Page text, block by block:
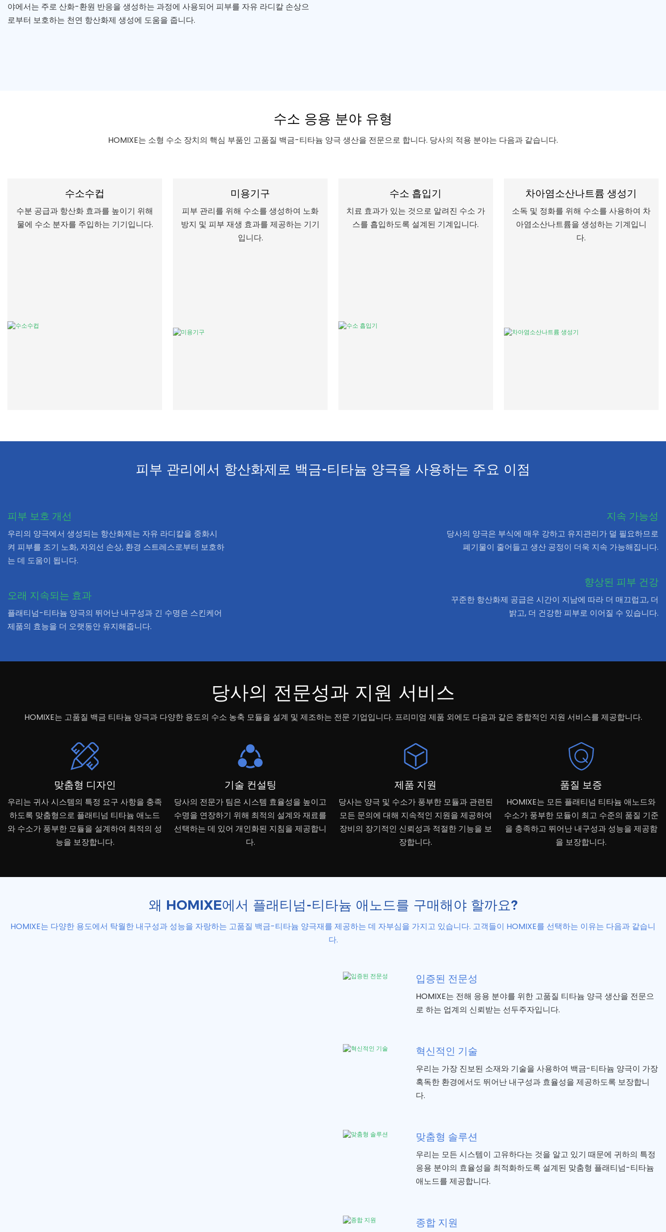
야에서는 주로 산화-환원 반응을 생성하는 과정에 사용되어 피부를 자유 라디칼 손상으
로부터 보호하는 천연 항산화제 생성에 도움을 줍니다.
수소 응용 분야 유형
HOMIXE는 소형 수소 장치의 핵심 부품인 고품질 백금-티타늄 양극 생산을 전문으로 합니다. 당사의 적용 분야는 다음과 같습니다.
수소수컵
수분 공급과 항산화 효과를 높이기 위해
물에 수소 분자를 주입하는 기기입니다.
미용기구
피부 관리를 위해 수소를 생성하여 노화
방지 및 피부 재생 효과를 제공하는 기기
입니다.
수소 흡입기
치료 효과가 있는 것으로 알려진 수소 가
스를 흡입하도록 설계된 기계입니다.
차아염소산나트륨 생성기
소독 및 정화를 위해 수소를 사용하여 차
아염소산나트륨을 생성하는 기계입니
다.
피부 관리에서 항산화제로 백금-티타늄 양극을 사용하는 주요 이점
피부 보호 개선
우리의 양극에서 생성되는 항산화제는 자유 라디칼을 중화시
켜 피부를 조기 노화, 자외선 손상, 환경 스트레스로부터 보호하
는 데 도움이 됩니다.
오래 지속되는 효과
플래티넘-티타늄 양극의 뛰어난 내구성과 긴 수명은 스킨케어
제품의 효능을 더 오랫동안 유지해줍니다.
지속 가능성
당사의 양극은 부식에 매우 강하고 유지관리가 덜 필요하므로
폐기물이 줄어들고 생산 공정이 더욱 지속 가능해집니다.
향상된 피부 건강
꾸준한 항산화제 공급은 시간이 지남에 따라 더 매끄럽고, 더
밝고, 더 건강한 피부로 이어질 수 있습니다.
당사의 전문성과 지원 서비스
HOMIXE는 고품질 백금 티타늄 양극과 다양한 용도의 수소 농축 모듈을 설계 및 제조하는 전문 기업입니다. 프리미엄 제품 외에도 다음과 같은 종합적인 지원 서비스를 제공합니다.
맞춤형 디자인
우리는 귀사 시스템의 특정 요구 사항을 충족
하도록 맞춤형으로 플래티넘 티타늄 애노드
와 수소가 풍부한 모듈을 설계하여 최적의 성
능을 보장합니다.
기술 컨설팅
당사의 전문가 팀은 시스템 효율성을 높이고
수명을 연장하기 위해 최적의 설계와 재료를
선택하는 데 있어 개인화된 지침을 제공합니
다.
제품 지원
당사는 양극 및 수소가 풍부한 모듈과 관련된
모든 문의에 대해 지속적인 지원을 제공하여
장비의 장기적인 신뢰성과 적절한 기능을 보
장합니다.
품질 보증
HOMIXE는 모든 플래티넘 티타늄 애노드와
수소가 풍부한 모듈이 최고 수준의 품질 기준
을 충족하고 뛰어난 내구성과 성능을 제공함
을 보장합니다.
왜 HOMIXE에서 플래티넘-티타늄 애노드를 구매해야 할까요?
HOMIXE는 다양한 용도에서 탁월한 내구성과 성능을 자랑하는 고품질 백금-티타늄 양극재를 제공하는 데 자부심을 가지고 있습니다. 고객들이 HOMIXE를 선택하는 이유는 다음과 같습니
다.
입증된 전문성
HOMIXE는 전해 응용 분야를 위한 고품질 티타늄 양극 생산을 전문으
로 하는 업계의 신뢰받는 선두주자입니다.
혁신적인 기술
우리는 가장 진보된 소재와 기술을 사용하여 백금-티타늄 양극이 가장
혹독한 환경에서도 뛰어난 내구성과 효율성을 제공하도록 보장합니
다.
맞춤형 솔루션
우리는 모든 시스템이 고유하다는 것을 알고 있기 때문에 귀하의 특정
응용 분야의 효율성을 최적화하도록 설계된 맞춤형 플래티넘-티타늄
애노드를 제공합니다.
종합 지원